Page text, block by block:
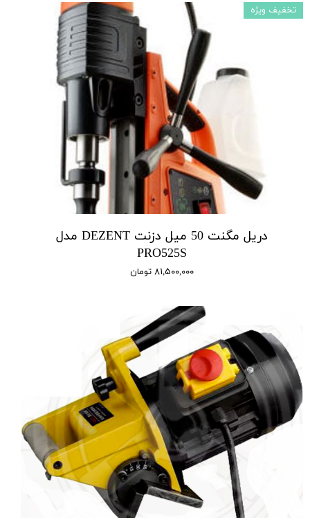
دریل مگنت 50 میل دزنت DEZENT مدل
PRO525S
۸۱,۵۰۰,۰۰۰ تومان
تخفیف ویژه